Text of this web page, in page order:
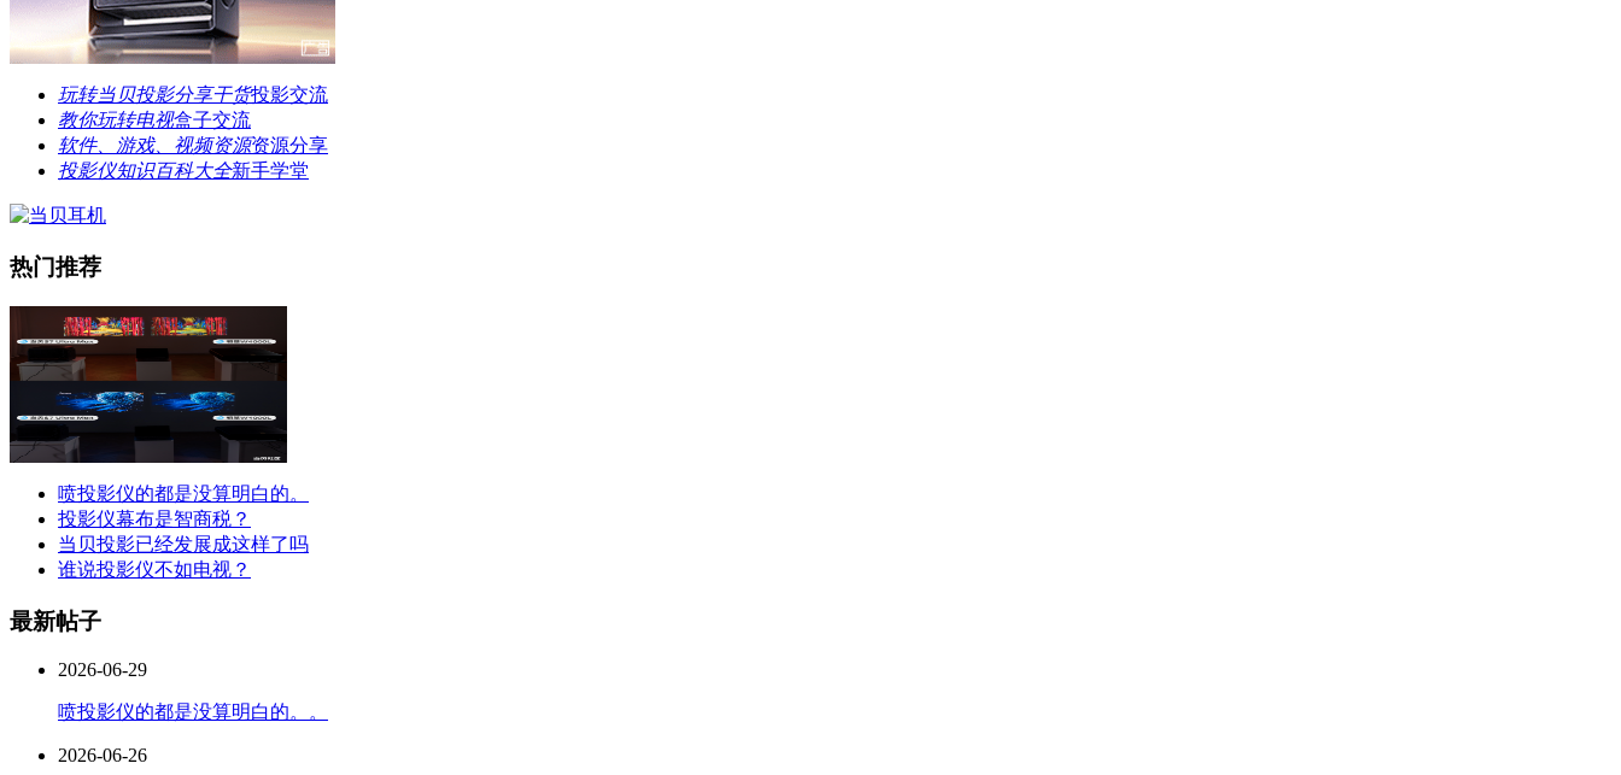
玩转当贝投影分享干货投影交流
教你玩转电视盒子交流
软件、游戏、视频资源资源分享
投影仪知识百科大全新手学堂
热门推荐
喷投影仪的都是没算明白的。
投影仪幕布是智商税？
当贝投影已经发展成这样了吗
谁说投影仪不如电视？
最新帖子
2026-06-29
喷投影仪的都是没算明白的。。
2026-06-26